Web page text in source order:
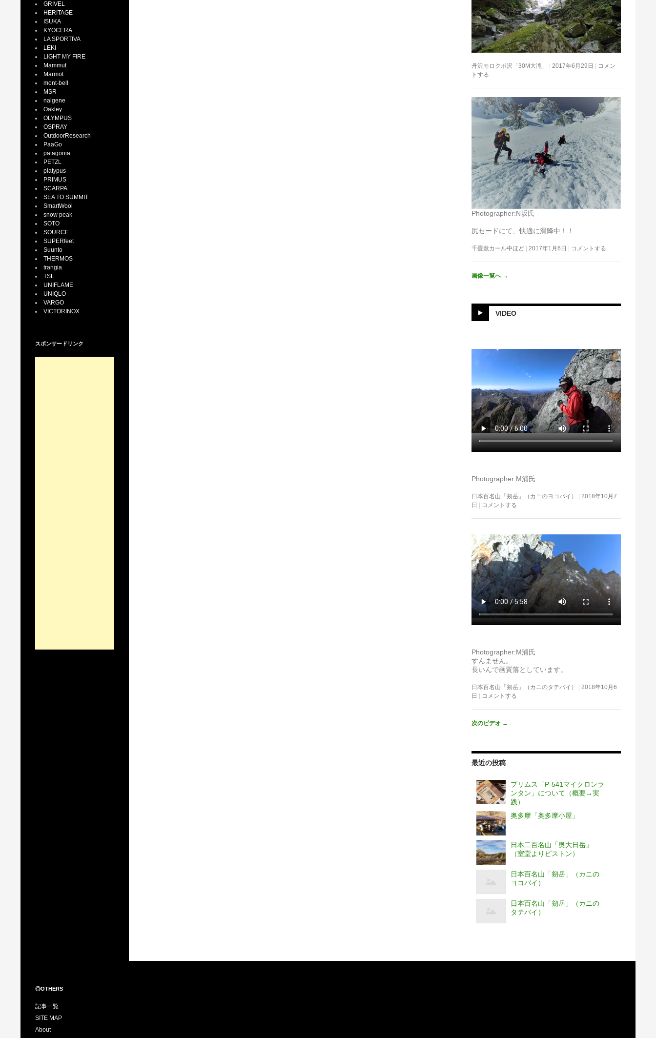
丹沢モロクボ沢「30M大滝」 2017年6月29日
コメン
トする
Photographer:N坂氏
尻セードにて、快適に滑降中！！
千畳敷カール中ほど 2017年1月6日 コメントする
画像一覧へ →
VIDEO
Photographer:M浦氏
日本百名山「剱岳」（カニのヨコバイ）
2018年10月7
日
コメントする
Photographer:M浦氏
すんません。
長いんで画質落としています。
日本百名山「剱岳」（カニのタテバイ）
2018年10月6
日
コメントする
次のビデオ →
最近の投稿
プリムス「P-541マイクロンラ
ンタン」について（概要→実
践）
奥多摩「奥多摩小屋」
日本二百名山「奥大日岳」
（室堂よりピストン）
日本百名山「剱岳」（カニの
ヨコバイ）
日本百名山「剱岳」（カニの
タテバイ）
GRIVEL
HERITAGE
ISUKA
KYOCERA
LA SPORTIVA
LEKI
LIGHT MY FIRE
Mammut
Marmot
mont-bell
MSR
nalgene
Oakley
OLYMPUS
OSPRAY
OutdoorResearch
PaaGo
patagonia
PETZL
platypus
PRIMUS
SCARPA
SEA TO SUMMIT
SmartWool
snow peak
SOTO
SOURCE
SUPERfeet
Suunto
THERMOS
trangia
TSL
UNIFLAME
UNIQLO
VARGO
VICTORINOX
スポンサードリンク
◎OTHERS
記事一覧
SITE MAP
About